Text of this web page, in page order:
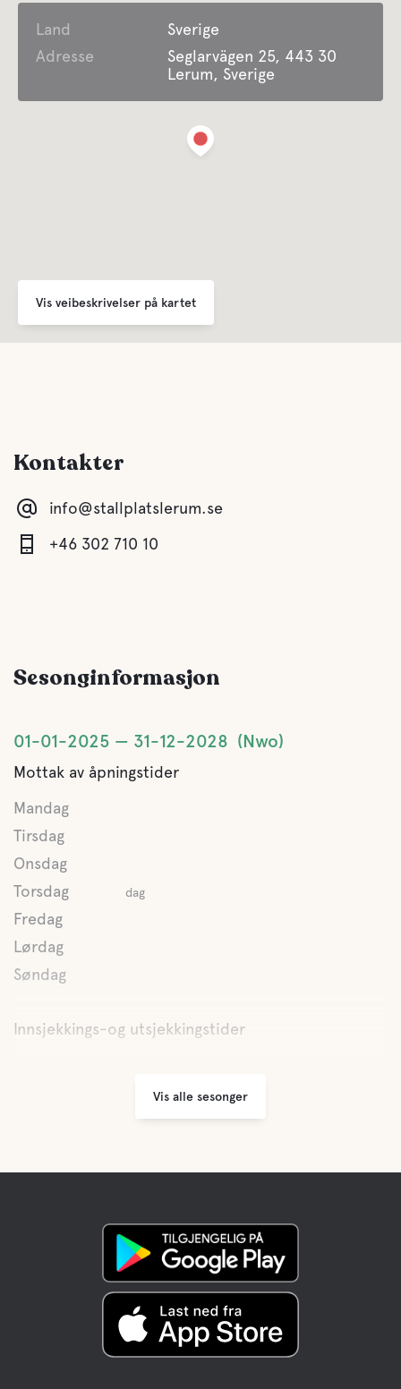
Søppeltømming
Avstand til sentrum
Bare 15 minutter fra Gøteborg
Grå vanns
Tømming mulig for ikke-bosatte
Camper Clean
Kjæledyr fasiliteter
Fiske
Land
Sverige
Adresse
Seglarvägen 25, 443 30
Lerum, Sverige
Vis veibeskrivelser på kartet
Kontakter
info@stallplatslerum.se
+46 302 710 10
Sesonginformasjon
01-01-2025 31-12-2028 Nwo
Mottak av åpningstider
Mandag
Tirsdag
Onsdag
Torsdag
dag
Fredag
Lørdag
Søndag
Innsjekkings-og utsjekkingstider
Vis alle sesonger